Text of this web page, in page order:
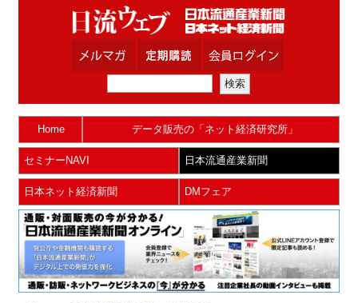
Home データ販売の「ネット経済研究所」
セミナーNAVI 日本流通産業新聞
日本ネット経済新聞 DMフェア